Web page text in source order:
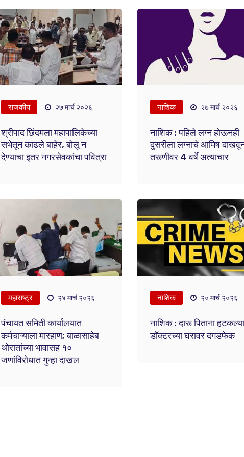
राजकीय २७ मार्च २०२६
श्रीपाद छिंदमला महापालिकेच्या
सभेतून काढले बाहेर, बोलू न
देण्याचा इतर नगरसेवकांचा पवित्रा
नाशिक २७ मार्च २०२६
नाशिक : पहिले लग्न होऊनही
दुसरीला लग्नाचे आमिष
तरूणीवर 4 वर्षे अत्याचार
महाराष्ट्र २४ मार्च २०२६
पंचायत समिती कार्यालयात
कर्मचाऱ्याला मारहाण; बाळासाहेब
थोरातांच्या भावासह १०
जणांविरोधात गुन्हा दाखल
नाशिक २० मार्च २०२६
नाशिक : दारू पिताना
डॉक्टरच्या घरावर दगडफेक